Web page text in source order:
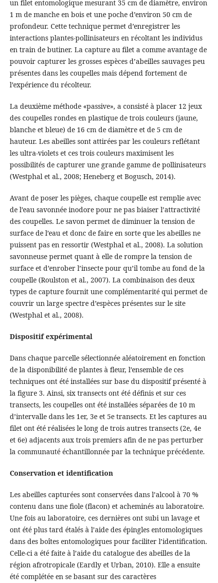
un filet entomologique mesurant 35 cm de diamètre, environ
1 m de manche en bois et une poche d’environ 50 cm de
profondeur. Cette technique permet d’enregistrer les
interactions plantes-pollinisateurs en récoltant les individus
en train de butiner. La capture au filet a comme avantage de
pouvoir capturer les grosses espèces d’abeilles sauvages peu
présentes dans les coupelles mais dépend fortement de
l’expérience du récolteur.
La deuxième méthode «passive», a consisté à placer 12 jeux
des coupelles rondes en plastique de trois couleurs (jaune,
blanche et bleue) de 16 cm de diamètre et de 5 cm de
hauteur. Les abeilles sont attirées par les couleurs reflétant
les ultra-violets et ces trois couleurs maximisent les
possibilités de capturer une grande gamme de pollinisateurs
(Westphal et al., 2008; Heneberg et Bogusch, 2014).
Avant de poser les pièges, chaque coupelle est remplie avec
de l’eau savonnée inodore pour ne pas biaiser l’attractivité
des coupelles. Le savon permet de diminuer la tension de
surface de l’eau et donc de faire en sorte que les abeilles ne
puissent pas en ressortir (Westphal et al., 2008). La solution
savonneuse permet quant à elle de rompre la tension de
surface et d’enrober l’insecte pour qu’il tombe au fond de la
coupelle (Roulston et al., 2007). La combinaison des deux
types de capture fournit une complémentarité qui permet de
couvrir un large spectre d’espèces présentes sur le site
(Westphal et al., 2008).
Dispositif expérimental
Dans chaque parcelle sélectionnée aléatoirement en fonction
de la disponibilité de plantes à fleur, l’ensemble de ces
techniques ont été installées sur base du dispositif présenté à
la figure 3. Ainsi, six transects ont été définis et sur ces
transects, les coupelles ont été installées séparées de 10 m
d’intervalle dans les 1er, 3e et 5e transects. Et les captures au
filet ont été réalisées le long de trois autres transects (2e, 4e
et 6e) adjacents aux trois premiers afin de ne pas perturber
la communauté échantillonnée par la technique précédente.
Conservation et identification
Les abeilles capturées sont conservées dans l’alcool à 70 %
contenu dans une fiole (flacon) et acheminés au laboratoire.
Une fois au laboratoire, ces dernières ont subi un lavage et
ont été plus tard étalés à l’aide des épingles entomologiques
dans des boîtes entomologiques pour faciliter l’identification.
Celle-ci a été faite à l’aide du catalogue des abeilles de la
région afrotropicale (Eardly et Urban, 2010). Elle a ensuite
été complétée en se basant sur des caractères